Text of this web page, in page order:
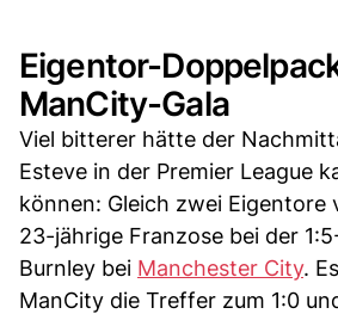
Eigentor-
ManCity-Gala
Viel bitterer hätte der
Esteve in der Premier League
können: Gleich zwei Eigentore
23-jährige Franzose bei der
Burnley bei Manchester City.
ManCity die Treffer zum 1:0